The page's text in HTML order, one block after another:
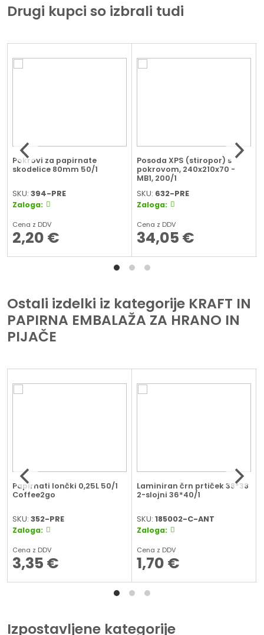
Drugi kupci so izbrali tudi
Pokrovi za papirnate
skodelice 80mm 50/1
SKU:394-PRE
Zaloga:
Cena z DDV
2,20 €
Posoda XPS (stiropor) s
pokrovom, 240x210x70 -
MB1, 200/1
SKU: 632-PRE
Zaloga:
Cena z DDV
34,05 €
Ostali izdelki iz kategorije KRAFT IN
PAPIRNA EMBALAŽA ZA HRANO IN
PIJAČE
Papirnati lončki 0,25L 50/1
Coffee2go
SKU:352-PRE
Zaloga:
Cena z DDV
3,35 €
Laminiran črn prtiček 38*38
2-slojni 36*40/1
SKU:185002-C-ANT
Zaloga:
Cena z DDV
1,70 €
Izpostavljene kategorije